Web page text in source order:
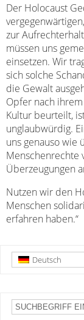
Der Holocaust
zur
müssen uns
einsetzen. Wir
sich solche
die Gewalt
Opfer nach
Kultur beurteilt,
unglaubwürdig.
uns genauso wie
Menschenrechte
Überzeugungen
Nutzen wir den
Menschen
erfahren haben.“
Deutsch